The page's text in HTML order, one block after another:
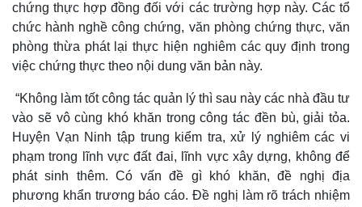
chứng thực hợp đồng đối với các trường hợp này. Các tổ
chức hành nghề công chứng, văn phòng chứng thực, văn
phòng thừa phát lại thực hiện nghiêm các quy định trong
việc chứng thực theo nội dung văn bản này.
“Không làm tốt công tác quản lý thì sau này các nhà đầu tư
vào sẽ vô cùng khó khăn trong công tác đền bù, giải tỏa.
Huyện Vạn Ninh tập trung kiểm tra, xử lý nghiêm các vi
phạm trong lĩnh vực đất đai, lĩnh vực xây dựng, không để
phát sinh thêm. Có vấn đề gì khó khăn, đề nghị địa
phương khẩn trương báo cáo. Đề nghị làm rõ trách nhiệm